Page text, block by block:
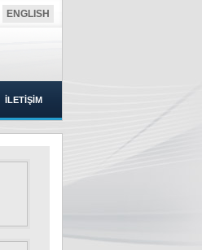
ENGLISH
İLETİŞİM